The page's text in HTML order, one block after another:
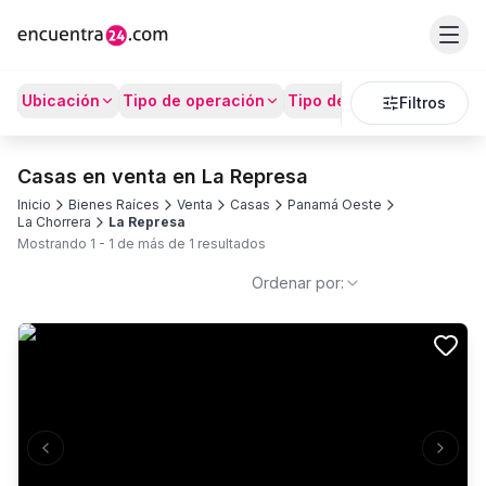
Ubicación Tipo de operación Tipo de Propiedad
Filtros
Casas en venta en La Represa
Inicio Bienes Raíces Venta Casas
Panamá Oeste
La Chorrera
La Represa
Mostrando 1 - 1 de más de 1 resultados
Ordenar por:
Previous slide Next